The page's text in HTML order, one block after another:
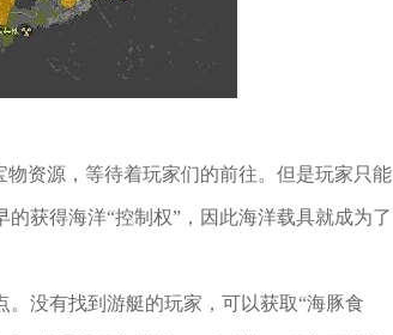
资源，等待着玩家们的前往。但是玩家只能
获得海洋“控制权”，因此海洋载具就成为了
没有找到游艇的玩家，可以获取“海豚食